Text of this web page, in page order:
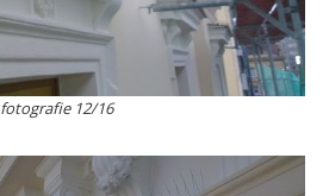
fotografie 12/16